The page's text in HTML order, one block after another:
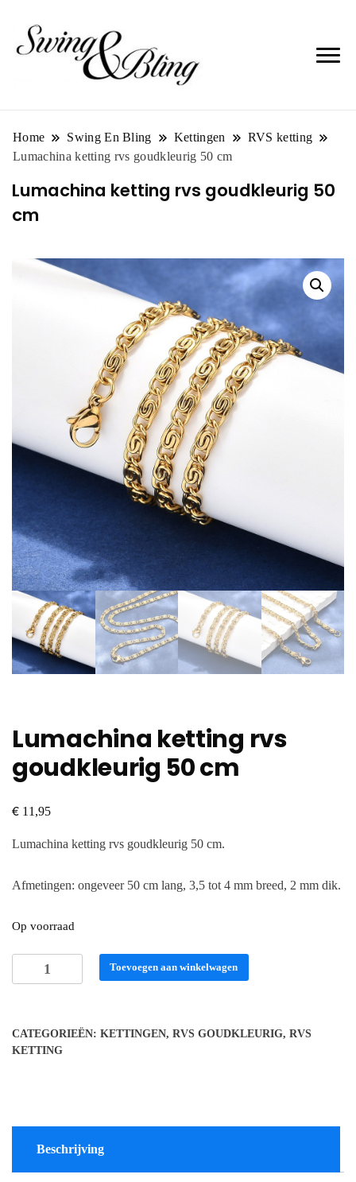
Home Swing En Bling Kettingen
RVS ketting
Lumachina ketting rvs goudkleurig 50 cm
Lumachina ketting rvs goudkleurig 50
cm
Lumachina ketting rvs
goudkleurig 50 cm
€ 11,95
Lumachina ketting rvs goudkleurig 50 cm.
Afmetingen: ongeveer 50 cm lang, 3,5 tot 4 mm breed, 2 mm dik.
Op voorraad
Lumachina
ketting
50
cm
Toevoegen aan winkelwagen
CATEGORIEËN: KETTINGEN, RVS GOUDKLEURIG, RVS
KETTING
Beschrijving